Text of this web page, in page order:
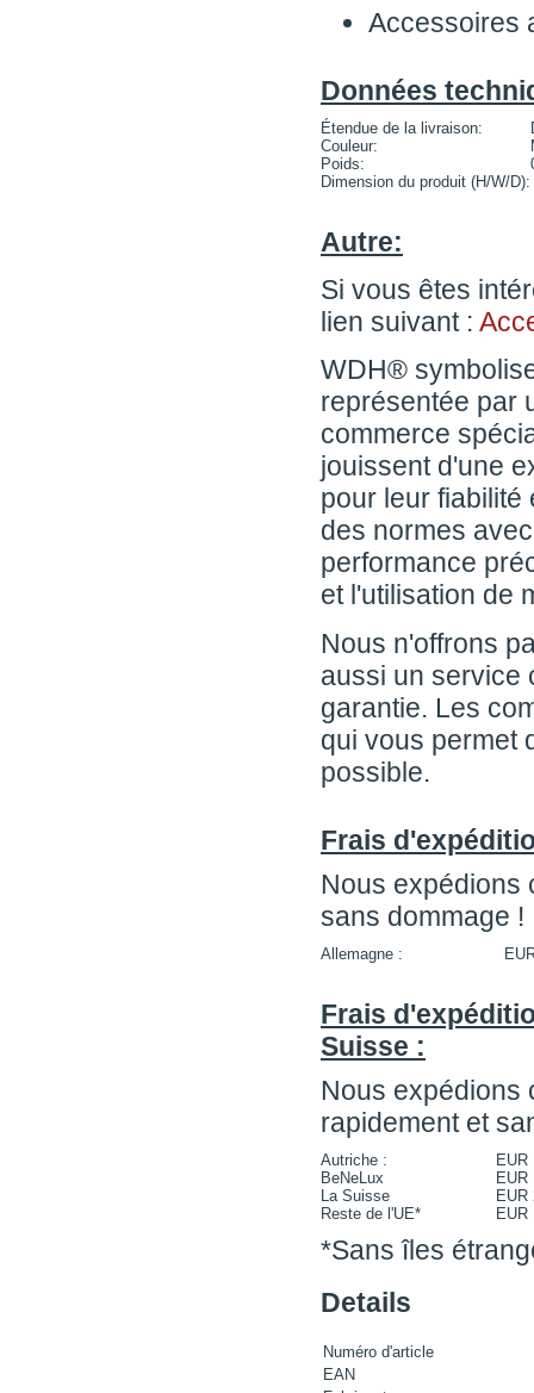
Accessoires
Données
Étendue de la livraison:
Couleur:
Poids:
Dimension du produit (H/W/D):
Autre:
Si vous êtes
lien suivant :
WDH®
représentée par
commerce
jouissent d'une
pour leur fiabilité
des normes
performance
et l'utilisation de
Nous n'offrons
aussi un service
garantie. Les
qui vous permet
possible.
Frais
Nous expédions
sans dommage !
Allemagne :
Frais
Suisse :
Nous expédions
rapidement et
Autriche :
EUR
BeNeLux
EUR
La Suisse
EUR
Reste de l'UE*
EUR
*Sans îles
Details
Numéro d'article
EAN